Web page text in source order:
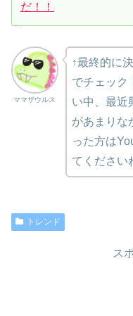
だ！！
ママザウルス
↑最終的に
でチェック
い中、最近
があまりな
った方は
てください
トレンド
ス